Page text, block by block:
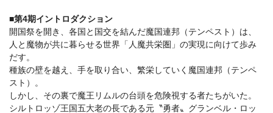
■第4期イントロダクション
開国祭を開き、各国と国交を結んだ魔国連邦（テンペスト）は、
人と魔物が共に暮らせる世界「人魔共栄圏」の実現に向けて歩み
だす。
種族の壁を越え、手を取り合い、繁栄していく魔国連邦（テンペ
スト）。
しかし、その裏で魔王リムルの台頭を危険視する者たちがいた。
シルトロッゾ王国五大老の長である元〝勇者〟グランベル・ロッ